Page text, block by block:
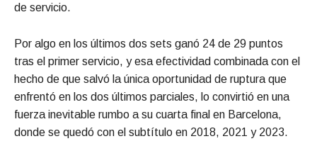
de servicio.
Por algo en los últimos dos sets ganó 24 de 29 puntos
tras el primer servicio, y esa efectividad combinada con el
hecho de que salvó la única oportunidad de ruptura que
enfrentó en los dos últimos parciales, lo convirtió en una
fuerza inevitable rumbo a su cuarta final en Barcelona,
donde se quedó con el subtítulo en 2018, 2021 y 2023.